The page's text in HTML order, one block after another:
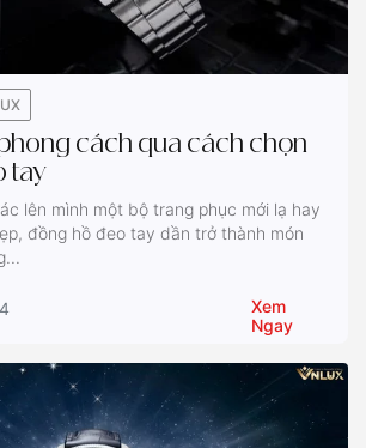
cách qua cách chọn
tay
lên mình một bộ trang phục mới lạ hay
đồng hồ đeo tay dần trở thành món
Xem
Ngay